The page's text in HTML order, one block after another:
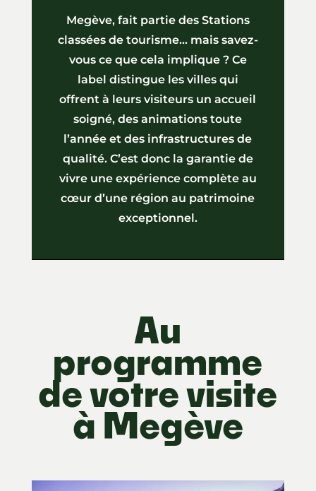
Megève, fait partie des Stations
classées de tourisme… mais savez-
vous ce que cela implique ? Ce
label distingue les villes qui
offrent à leurs visiteurs un accueil
soigné, des animations toute
l’année et des infrastructures de
qualité. C’est donc la garantie de
vivre une expérience complète au
cœur d’une région au patrimoine
exceptionnel.
Au
programme
de votre visite
à Megève